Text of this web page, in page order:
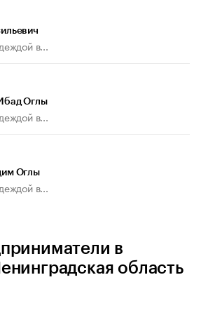
в...
Оглы
в...
Оглы
в...
в
область